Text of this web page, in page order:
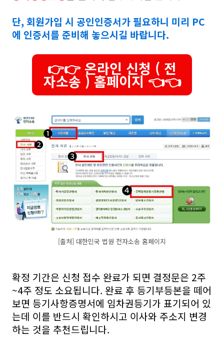
단, 회원가입 시 공인인증서가 필요하니 미리 PC
에 인증서를 준비해 놓으시길 바랍니다.
👉👉 온라인 신청 ( 전
자소송 ) 홈페이지 👈👈
[출처] 대한민국 법원 전자소송 홈페이지
확정 기간은 신청 접수 완료가 되면 결정문은 2주
~4주 정도 소요됩니다. 완료 후 등기부등본을 떼어
보면 등기사항증명서에 임차권등기가 표기되어 있
는데 이를 반드시 확인하시고 이사와 주소지 변경
하는 것을 추천드립니다.